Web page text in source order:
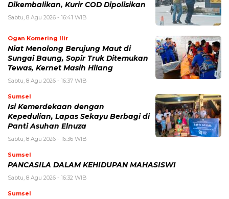
Dikembalikan, Kurir COD Dipolisikan
Sabtu, 8 Agu 2026 - 16:41 WIB
Ogan Komering Ilir
Niat Menolong Berujung Maut di
Sungai Baung, Sopir Truk Ditemukan
Tewas, Kernet Masih Hilang
Sabtu, 8 Agu 2026 - 16:37 WIB
Sumsel
Isi Kemerdekaan dengan
Kepedulian, Lapas Sekayu Berbagi di
Panti Asuhan Elnuza
Sabtu, 8 Agu 2026 - 16:36 WIB
Sumsel
PANCASILA DALAM KEHIDUPAN MAHASISWI
Sabtu, 8 Agu 2026 - 16:32 WIB
Sumsel